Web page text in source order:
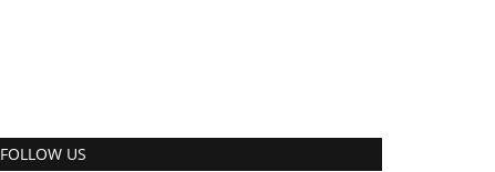
FOLLOW US